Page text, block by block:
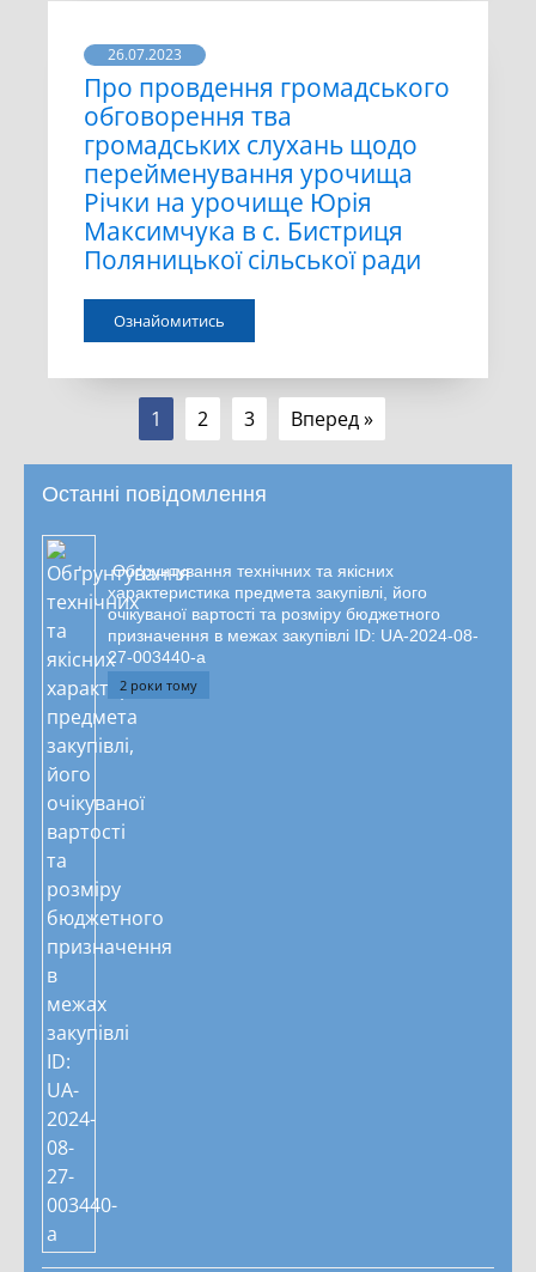
26.07.2023
Про провдення громадського
обговорення тва
громадських слухань щодо
перейменування урочища
Річки на урочище Юрія
Максимчука в с. Бистриця
Поляницької сільської ради
Ознайомитись
1 2 3 Вперед »
Останні повідомлення
Обґрунтування технічних та якісних
характеристика предмета закупівлі, його
очікуваної вартості та розміру бюджетного
призначення в межах закупівлі ID: UA-2024-08-
27-003440-a
2 роки тому